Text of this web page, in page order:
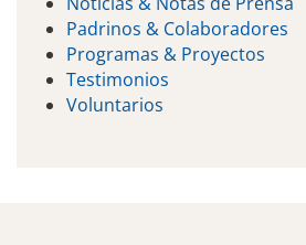
Padrinos & Colaboradores
Programas & Proyectos
Testimonios
Voluntarios